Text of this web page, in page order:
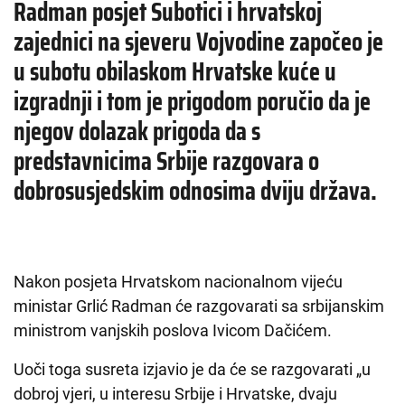
Radman posjet Subotici i hrvatskoj
zajednici na sjeveru Vojvodine započeo je
u subotu obilaskom Hrvatske kuće u
izgradnji i tom je prigodom poručio da je
njegov dolazak prigoda da s
predstavnicima Srbije razgovara o
dobrosusjedskim odnosima dviju država.
Nakon posjeta Hrvatskom nacionalnom vijeću
ministar Grlić Radman će razgovarati sa srbijanskim
ministrom vanjskih poslova Ivicom Dačićem.
Uoči toga susreta izjavio je da će se razgovarati „u
dobroj vjeri, u interesu Srbije i Hrvatske, dvaju